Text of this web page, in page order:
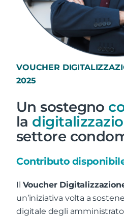
VOUCHER
2025
Un sostegno
la
settore
Contributo
Il Voucher
un’iniziativa volta a
digitale degli